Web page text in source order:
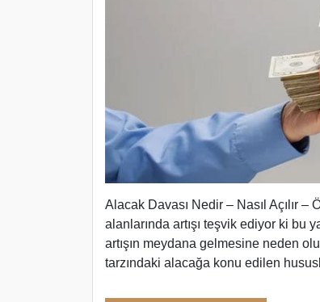
Alacak Davası Nedir – Nasıl Açılır
alanlarında artışı teşvik ediyor ki bu
artışın meydana gelmesine neden
tarzındaki alacağa konu edilen